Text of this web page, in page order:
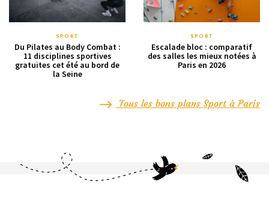
SPORT
Du Pilates au Body Combat :
11 disciplines sportives
gratuites cet été au bord de
la Seine
SPORT
Escalade bloc : comparatif
des salles les mieux notées à
Paris en 2026
Tous les bons plans Sport à Paris